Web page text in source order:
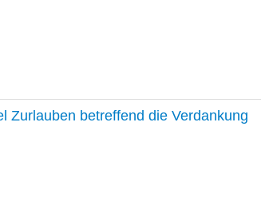
Zurlauben betreffend die Verdankung